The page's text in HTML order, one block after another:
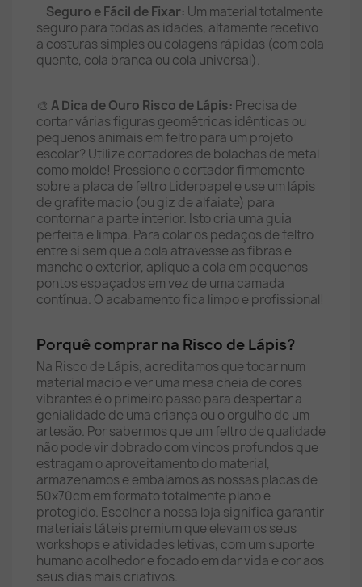
Seguro e Fácil de Fixar: Um material totalmente
seguro para todas as idades, altamente recetivo
a costuras simples ou colagens rápidas (com cola
quente, cola branca ou cola universal).
🎨 A Dica de Ouro Risco de Lápis: Precisa de
cortar várias figuras geométricas idênticas ou
pequenos animais em feltro para um projeto
escolar? Utilize cortadores de bolachas de metal
como molde! Pressione o cortador firmemente
sobre a placa de feltro Liderpapel e use um lápis
de grafite macio (ou giz de alfaiate) para
contornar a parte interior. Isto cria uma guia
perfeita e limpa. Para colar os pedaços de feltro
entre si sem que a cola atravesse as fibras e
manche o exterior, aplique a cola em pequenos
pontos espaçados em vez de uma camada
contínua. O acabamento fica limpo e profissional!
Porquê comprar na Risco de Lápis?
Na Risco de Lápis, acreditamos que tocar num
material macio e ver uma mesa cheia de cores
vibrantes é o primeiro passo para despertar a
genialidade de uma criança ou o orgulho de um
artesão. Por sabermos que um feltro de qualidade
não pode vir dobrado com vincos profundos que
estragam o aproveitamento do material,
armazenamos e embalamos as nossas placas de
50x70cm em formato totalmente plano e
protegido. Escolher a nossa loja significa garantir
materiais táteis premium que elevam os seus
workshops e atividades letivas, com um suporte
humano acolhedor e focado em dar vida e cor aos
seus dias mais criativos.